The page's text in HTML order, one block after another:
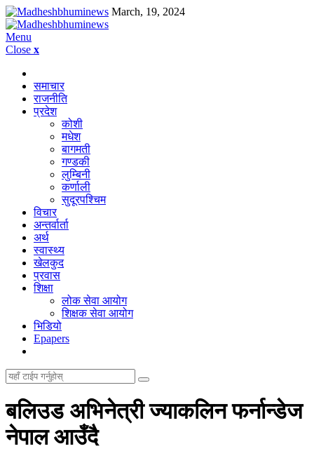
March, 19, 2024
Menu
Close x
समाचार
राजनीति
प्रदेश
कोशी
मधेश
बागमती
गण्डकी
लुम्बिनी
कर्णाली
सुदूरपश्चिम
विचार
अन्तर्वार्ता
अर्थ
स्वास्थ्य
खेलकुद
प्रवास
शिक्षा
लोक सेवा आयोग
शिक्षक सेवा आयोग
भिडियो
Epapers
बलिउड अभिनेत्री ज्याकलिन फर्नान्डेज
नेपाल आउँदै